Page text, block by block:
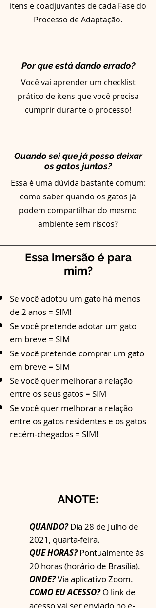
itens e coadjuvantes de cada Fase do
Processo de Adaptação.
Por que está dando errado?
Você vai aprender um checklist
prático de itens que você precisa
cumprir durante o processo!
Quando sei que já posso deixar
os gatos juntos?
Essa é uma dúvida bastante comum:
como saber quando os gatos já
podem compartilhar do mesmo
ambiente sem riscos?
Essa imersão é para
mim?
Se você adotou um gato há menos
de 2 anos = SIM!
Se você pretende adotar um gato
em breve = SIM
Se você pretende comprar um gato
em breve = SIM
Se você quer melhorar a relação
entre os seus gatos = SIM
Se você quer melhorar a relação
entre os gatos residentes e os gatos
recém-chegados = SIM!
ANOTE:
QUANDO?Dia 28 de Julho de
2021, quarta-feira.
QUE HORAS? Pontualmente às
20 horas (horário de Brasília).
ONDE?Via aplicativo Zoom.
COMO EU ACESSO?O link de
acesso vai ser enviado no e-